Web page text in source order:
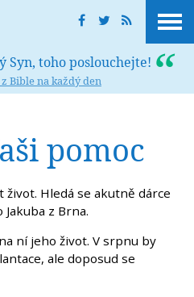
Syn, toho poslouchejte!
Bible na každý den
pomoc
Hledá se akutně dárce
z Brna.
ní jeho život. V srpnu by
ale doposud se